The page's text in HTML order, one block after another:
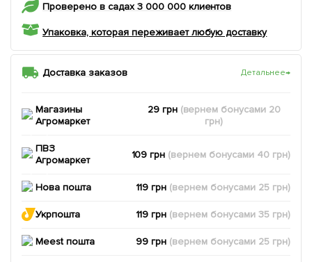
Проверено в садах 3 000 000 клиентов
Упаковка, которая переживает любую доставку
Доставка заказов Детальнее→
Магазины
Агромаркет
29 грн (вернем бонусами 20
грн)
ПВЗ
Агромаркет
109 грн (вернем бонусами 40 грн)
Нова пошта 119 грн (вернем бонусами 25 грн)
Укрпошта 119 грн (вернем бонусами35 грн)
Meest пошта 99 грн (вернем бонусами 25 грн)